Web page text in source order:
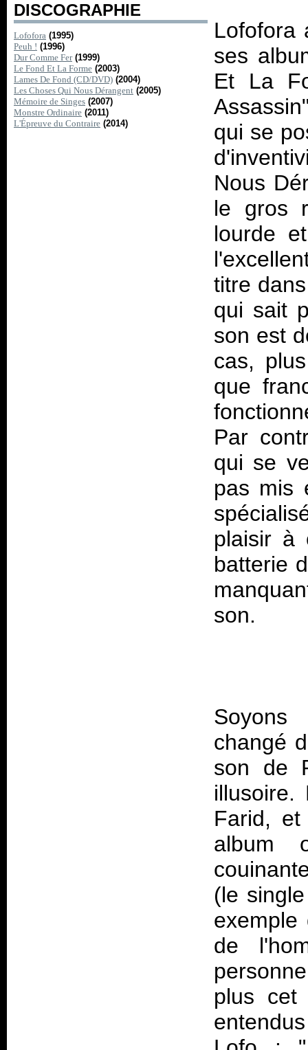
DISCOGRAPHIE
Lofofora (1995)
Peuh ! (1996)
Dur Comme Fer (1999)
Le Fond Et La Forme (2003)
Lames De Fond (CD/DVD) (2004)
Les Choses Qui Nous Dérangent (2005)
Mémoire de Singes (2007)
Monstre Ordinaire (2011)
L'Épreuve du Contraire (2014)
Lofofora
ses
Et La
qui se
Nous
le gros
lourde
titre
qui sait
son est
cas,
que
Par
qui se
pas mis
plaisir à
batterie
Soyons
changé
son de
illusoire.
Farid,
album
(le
de
plus cet